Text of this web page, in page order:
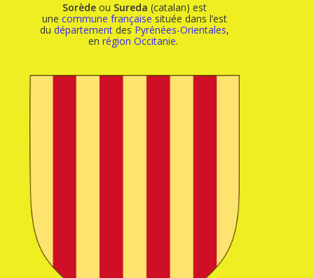
Sorède ou Sureda (catalan) est
unecommune française située dans l’est
dudépartement des Pyrénées-Orientales,
enrégion Occitanie.